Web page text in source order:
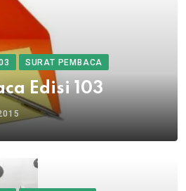
SURAT PEMBACA
Edisi 103